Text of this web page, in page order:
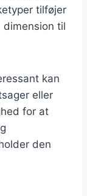
tilføjer
dimension til
kan
eller
for at
den